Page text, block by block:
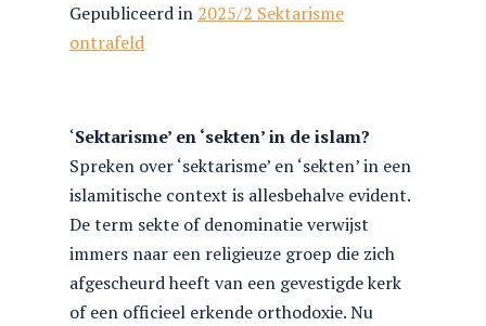
Gepubliceerd in 2025/2 Sektarisme
ontrafeld
‘Sektarisme’ en ‘sekten’ in de islam?
Spreken over ‘sektarisme’ en ‘sekten’ in een
islamitische context is allesbehalve evident.
De term sekte of denominatie verwijst
immers naar een religieuze groep die zich
afgescheurd heeft van een gevestigde kerk
of een officieel erkende orthodoxie. Nu